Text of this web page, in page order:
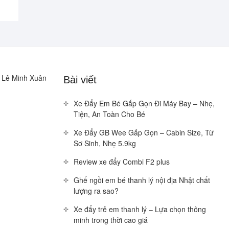
Minh Xuân Bài viết
Xe Đẩy Em Bé Gấp Gọn Đi Máy Bay – Nhẹ,
Tiện, An Toàn Cho Bé
Xe Đẩy GB Wee Gấp Gọn – Cabin Size, Từ
Sơ Sinh, Nhẹ 5.9kg
Review xe đẩy Combi F2 plus
Ghế ngồi em bé thanh lý nội địa Nhật chất
lượng ra sao?
Xe đẩy trẻ em thanh lý – Lựa chọn thông
minh trong thời cao giá